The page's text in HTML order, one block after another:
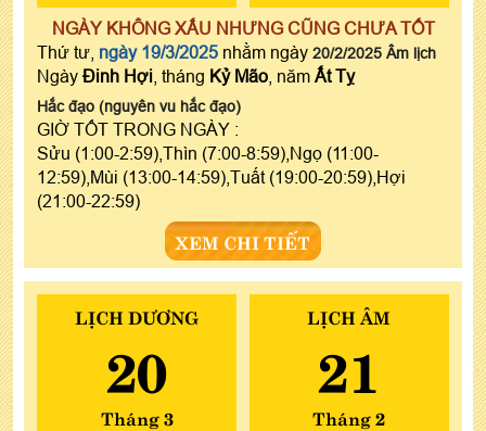
NGÀY KHÔNG XẤU NHƯNG CŨNG CHƯA TỐT
Thứ tư, ngày 19/3/2025 nhằm ngày 20/2/2025 Âm lịch
Ngày Đinh Hợi , tháng Kỷ Mão , năm Ất Tỵ
Hắc đạo (nguyên vu hắc đạo)
GIỜ TỐT TRONG NGÀY :
Sửu (1:00-2:59),Thìn (7:00-8:59),Ngọ (11:00-
12:59),Mùi (13:00-14:59),Tuất (19:00-20:59),Hợi
(21:00-22:59)
XEM CHI TIẾT
LỊCH DƯƠNG
20
Tháng 3
LỊCH ÂM
21
Tháng 2